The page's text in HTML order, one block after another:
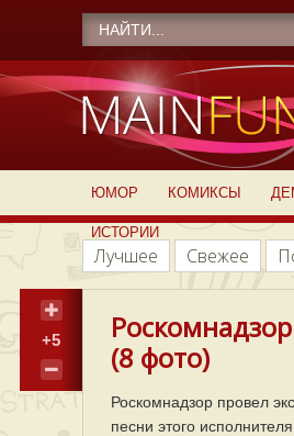
ЮМОР КОМИКСЫ
ИСТОРИИ
Лучшее Свежее
+5
(8 фото)
Роскомнадзор провел
песни этого